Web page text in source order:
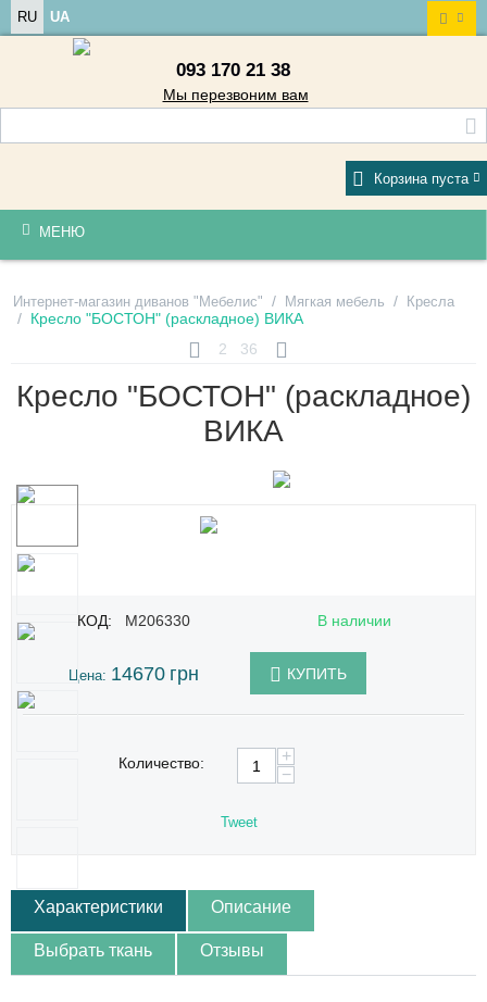
RU UA
093 170 21 38
Мы перезвоним вам
Корзина пуста
МЕНЮ
Интернет-магазин диванов "Мебелис" / Мягкая мебель / Кресла
/ Кресло "БОСТОН" (раскладное) ВИКА
2
36
Кресло "БОСТОН" (раскладное)
ВИКА
КОД: M206330 В наличии
Цена: 14670 грн КУПИТЬ
Количество:
+
−
Tweet
Характеристики Описание
Выбрать ткань Отзывы